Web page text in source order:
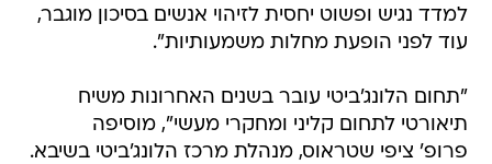
למדד נגיש ופשוט יחסית לזיהוי אנשים בסיכון מוגבר,
עוד לפני הופעת מחלות משמעותיות".
"תחום הלונג'ביטי עובר בשנים האחרונות משיח
תיאורטי לתחום קליני ומחקרי מעשי", מוסיפה
פרופ' ציפי שטראוס, מנהלת מרכז הלונג'ביטי בשיבא.